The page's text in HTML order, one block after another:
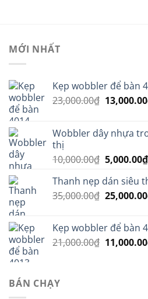
MỚI NHẤT
Kẹp wobbler để bàn
23,000.00₫ Giá
13,000.00
Wobbler dây nhựa
thị
10,000.00₫ Giá
là:
5,000.00₫
Thanh nẹp dán siêu
35,000.00₫ Giá
25,000.00
Kẹp wobbler để bàn
21,000.00₫ Giá
11,000.00
BÁN CHẠY